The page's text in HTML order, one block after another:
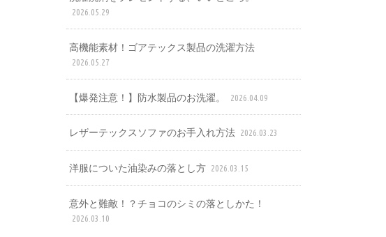
2026.05.29
高機能素材！ゴアテックス製品の洗濯方法
2026.05.27
【爆発注意！】防水製品のお洗濯。 2026.04.09
レザーテックスソファのお手入れ方法 2026.03.23
洋服についた油染みの落とし方 2026.03.15
意外と難敵！？チョコのシミの落としかた！
2026.03.10